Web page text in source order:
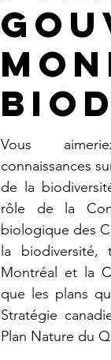
Vous
connaissances
de la
rôle de la
biologique des
la
Montréal et la
que les plans
Stratégie
Plan Nature du